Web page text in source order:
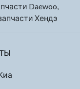
Daewoo,
Хендэ